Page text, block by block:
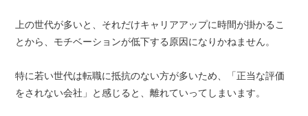
上の世代が多いと、それだけキャリアアップに時間が掛かるこ
とから、モチベーションが低下する原因になりかねません。
特に若い世代は転職に抵抗のない方が多いため、「正当な評価
をされない会社」と感じると、離れていってしまいます。